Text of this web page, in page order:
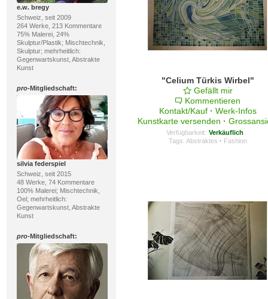
e.w. bregy
Schweiz, seit 2009
264 Werke, 213 Kommentare
75% Malerei, 24%
Skulptur/Plastik; Mischtechnik,
Skulptur; mehrheitlich:
Gegenwartskunst, Abstrakte
Kunst
pro-Mitgliedschaft:
silvia federspiel
Schweiz, seit 2015
48 Werke, 74 Kommentare
100% Malerei; Mischtechnik,
Oel; mehrheitlich:
Gegenwartskunst, Abstrakte
Kunst
pro-Mitgliedschaft:
"Celium Türkis Wirbel"
Gefällt mir
Kommentieren
Kontakt/Kauf · Werk-Infos
Kunstkarte versenden ·
Verfügbarkeit: Verkäuflich
Tags: Abstraktes · Fashion